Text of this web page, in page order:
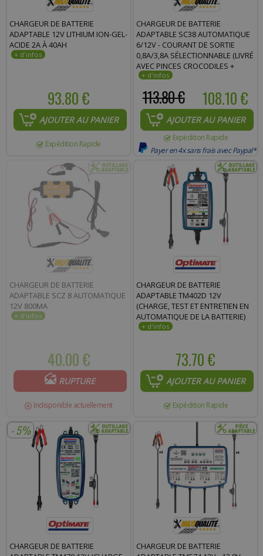
CHARGEUR DE BATTERIE
ADAPTABLE 12V LITHIUM ION-GEL-
ACIDE 2A À 40AH
93.80 €
AJOUTER AU PANIER
Expédition Rapide
CHARGEUR DE BATTERIE
ADAPTABLE SC38 AUTOMATIQUE
6/12V - COURANT DE SORTIE
0,8A/3,8A SÉLECTIONNABLE (LIVRÉ
AVEC PINCES CROCODILES +
CONNEXIONS RAPIDES)
108.10 €
113.80 €
AJOUTER AU PANIER
Expédition Rapide
Payer en 4x sans frais avec Paypal*
CHARGEUR DE BATTERIE
ADAPTABLE SCZ 8 AUTOMATIQUE
12V 800MA
40.00 €
RUPTURE
Indisponible actuellement
CHARGEUR DE BATTERIE
ADAPTABLE TM402D 12V
(CHARGE, TEST ET ENTRETIEN EN
AUTOMATIQUE DE LA BATTERIE)
73.70 €
AJOUTER AU PANIER
Expédition Rapide
- 5%
CHARGEUR DE BATTERIE
CHARGEUR DE BATTERIE